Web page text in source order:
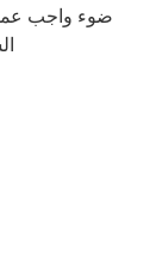
ضوء واجب